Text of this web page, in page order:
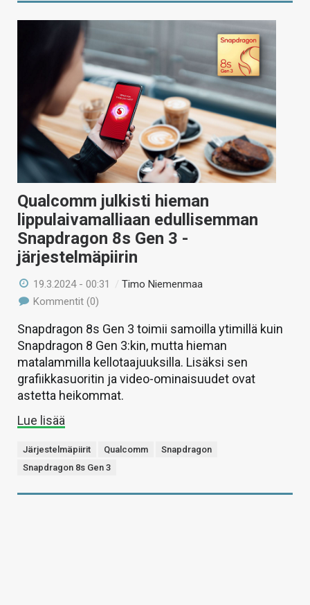
Qualcomm julkisti hieman
lippulaivamalliaan edullisemman
Snapdragon 8s Gen 3 -
järjestelmäpiirin
19.3.2024 - 00:31 /Timo Niemenmaa
Kommentit (0)
Snapdragon 8s Gen 3 toimii samoilla ytimillä kuin
Snapdragon 8 Gen 3:kin, mutta hieman
matalammilla kellotaajuuksilla. Lisäksi sen
grafiikkasuoritin ja video-ominaisuudet ovat
astetta heikommat.
Lue lisää
Järjestelmäpiirit Qualcomm
Snapdragon
Snapdragon 8s Gen 3